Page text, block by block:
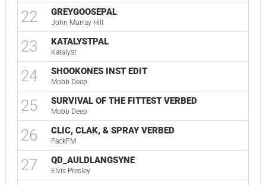
22 GREYGOOSEPAL
John Murray Hill
23 KATALYSTPAL
Katalyst
24 SHOOKONES INST EDIT
Mobb Deep
25 SURVIVAL OF THE FITTEST VERBED
Mobb Deep
26 CLIC, CLAK, & SPRAY VERBED
PackFM
27 QD_AULDLANGSYNE
Elvis Presley